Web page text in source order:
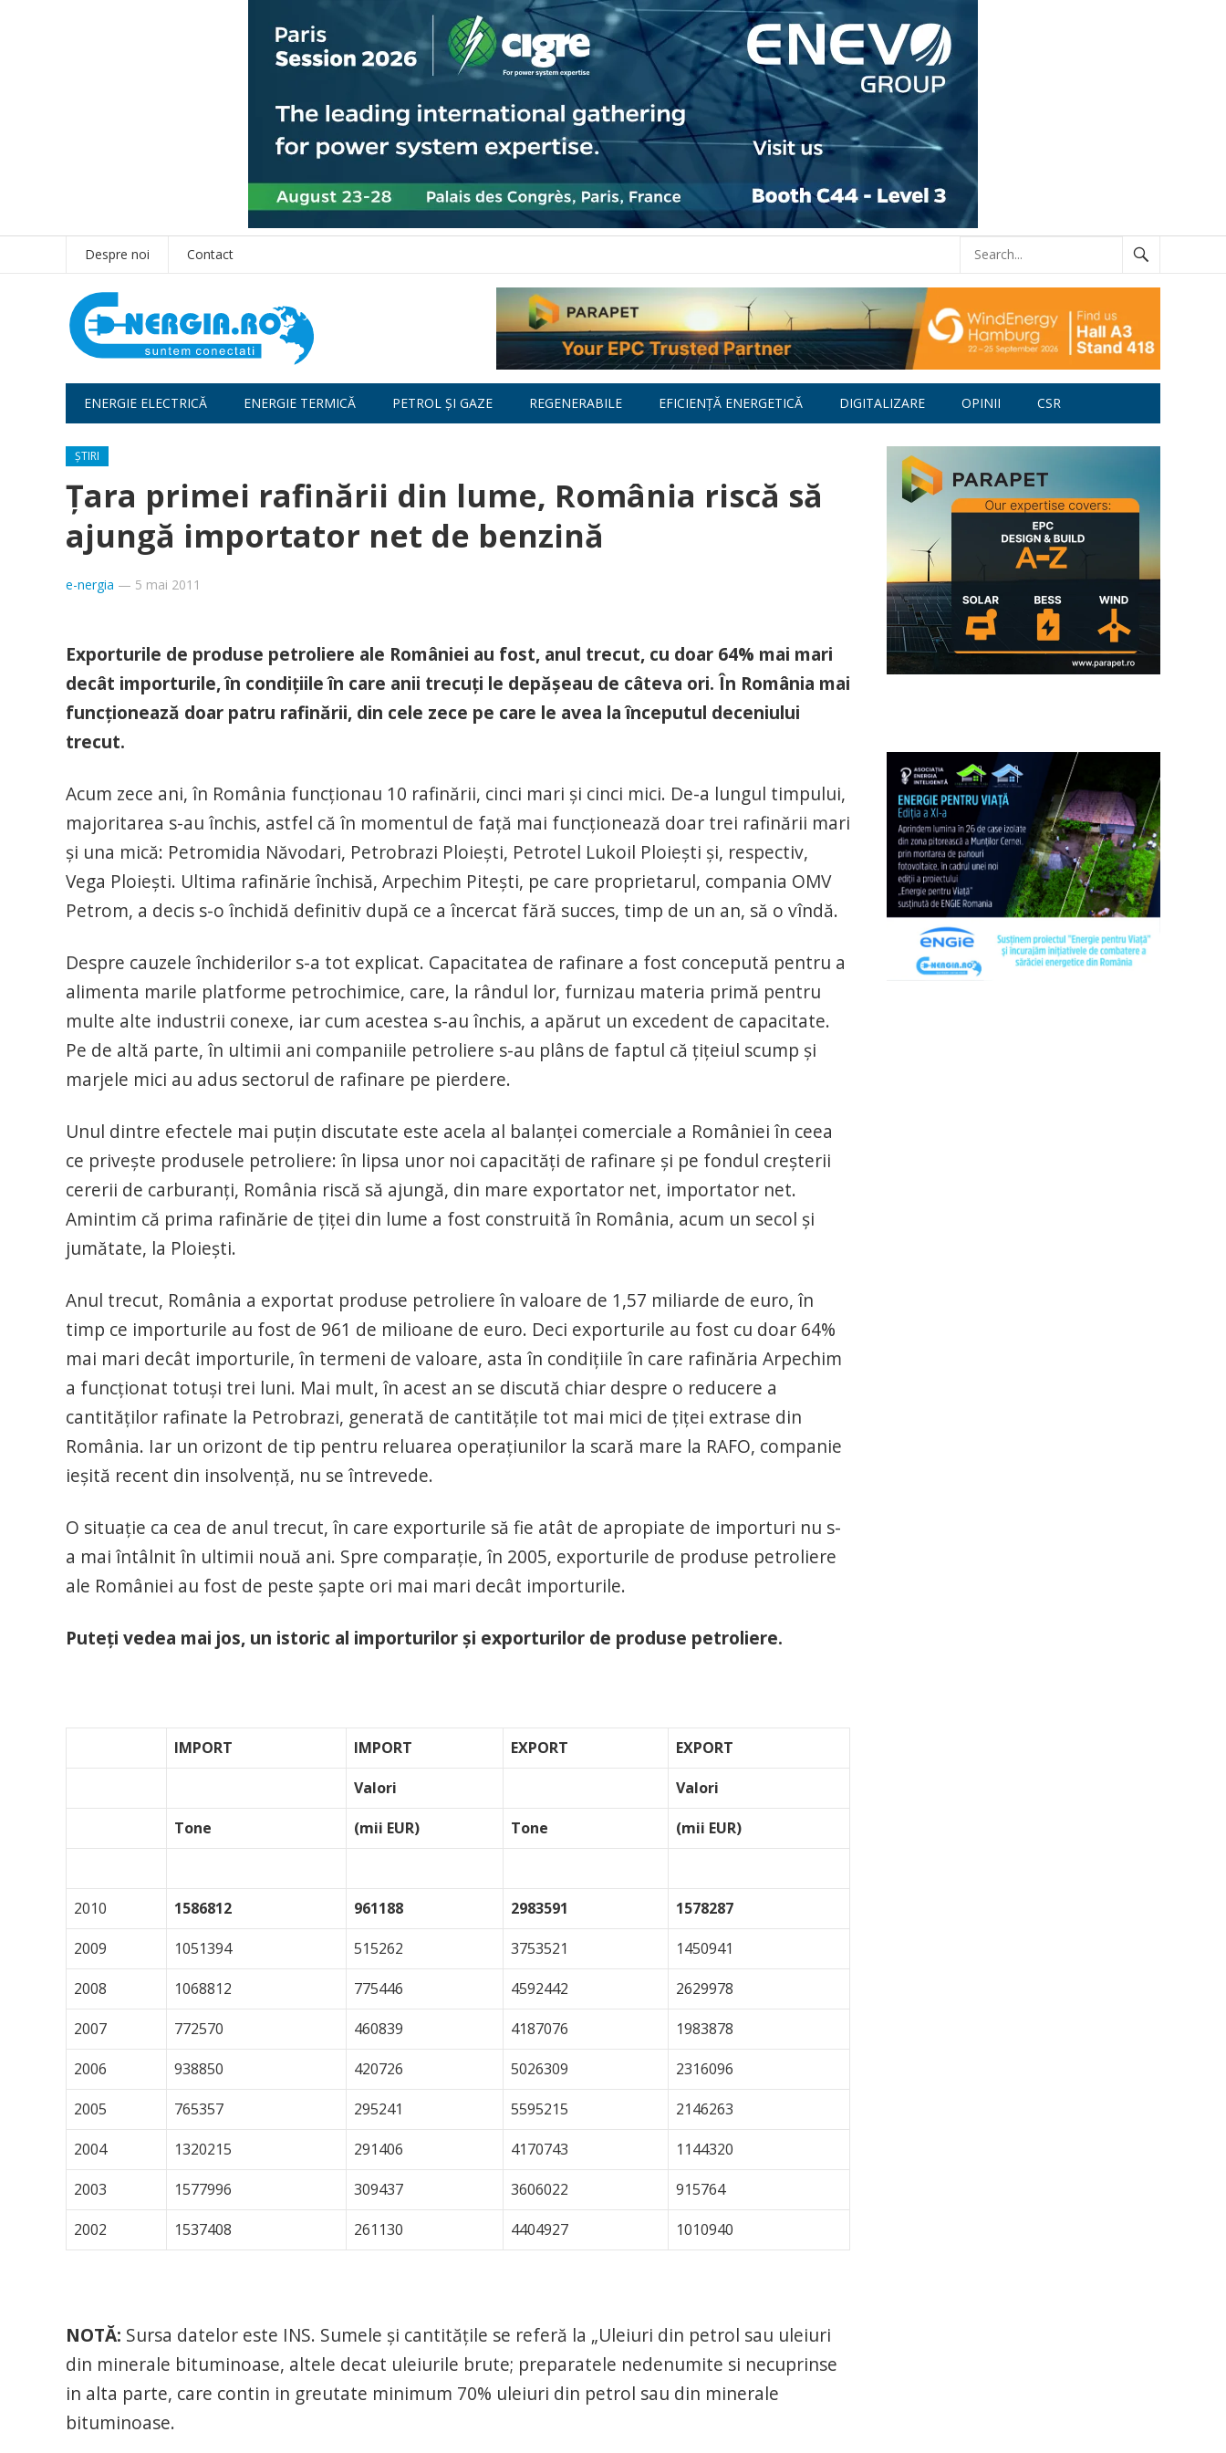
Despre noi Contact
ENERGIE ELECTRICĂ ENERGIE TERMICĂ PETROL ȘI GAZE REGENERABILE EFICIENȚĂ ENERGETICĂ DIGITALIZARE OPINII CSR
ȘTIRI
Țara primei rafinării din lume, România riscă să
ajungă importator net de benzină
e-nergia — 5 mai 2011
Exporturile de produse petroliere ale României au fost, anul trecut, cu doar 64% mai mari
decât importurile, în condiţiile în care anii trecuţi le depăşeau de câteva ori. În România mai
funcţionează doar patru rafinării, din cele zece pe care le avea la începutul deceniului
trecut.
Acum zece ani, în România funcţionau 10 rafinării, cinci mari şi cinci mici. De-a lungul timpului,
majoritarea s-au închis, astfel că în momentul de faţă mai funcţionează doar trei rafinării mari
şi una mică: Petromidia Năvodari, Petrobrazi Ploieşti, Petrotel Lukoil Ploieşti şi, respectiv,
Vega Ploieşti. Ultima rafinărie închisă, Arpechim Piteşti, pe care proprietarul, compania OMV
Petrom, a decis s-o închidă definitiv după ce a încercat fără succes, timp de un an, să o vîndă.
Despre cauzele închiderilor s-a tot explicat. Capacitatea de rafinare a fost concepută pentru a
alimenta marile platforme petrochimice, care, la rândul lor, furnizau materia primă pentru
multe alte industrii conexe, iar cum acestea s-au închis, a apărut un excedent de capacitate.
Pe de altă parte, în ultimii ani companiile petroliere s-au plâns de faptul că ţiţeiul scump şi
marjele mici au adus sectorul de rafinare pe pierdere.
Unul dintre efectele mai puţin discutate este acela al balanţei comerciale a României în ceea
ce priveşte produsele petroliere: în lipsa unor noi capacităţi de rafinare şi pe fondul creşterii
cererii de carburanţi, România riscă să ajungă, din mare exportator net, importator net.
Amintim că prima rafinărie de ţiţei din lume a fost construită în România, acum un secol şi
jumătate, la Ploieşti.
Anul trecut, România a exportat produse petroliere în valoare de 1,57 miliarde de euro, în
timp ce importurile au fost de 961 de milioane de euro. Deci exporturile au fost cu doar 64%
mai mari decât importurile, în termeni de valoare, asta în condiţiile în care rafinăria Arpechim
a funcţionat totuşi trei luni. Mai mult, în acest an se discută chiar despre o reducere a
cantităţilor rafinate la Petrobrazi, generată de cantităţile tot mai mici de ţiţei extrase din
România. Iar un orizont de tip pentru reluarea operaţiunilor la scară mare la RAFO, companie
ieşită recent din insolvenţă, nu se întrevede.
O situaţie ca cea de anul trecut, în care exporturile să fie atât de apropiate de importuri nu s-
a mai întâlnit în ultimii nouă ani. Spre comparaţie, în 2005, exporturile de produse petroliere
ale României au fost de peste şapte ori mai mari decât importurile.
Puteţi vedea mai jos, un istoric al importurilor şi exporturilor de produse petroliere.
IMPORT IMPORT EXPORT
EXPORT
Valori
Valori
Tone
(mii EUR) Tone (mii EUR)
2010 1586812 961188 2983591
1578287
2009
1051394 515262 3753521
1450941
2008
1068812 775446 4592442
2629978
2007
772570 460839 4187076
1983878
2006
938850 420726 5026309
2316096
2005
765357 295241 5595215
2146263
2004
1320215 291406 4170743
1144320
2003
1577996 309437 3606022
915764
2002
1537408 261130 4404927 1010940
NOTĂ: Sursa datelor este INS. Sumele şi cantităţile se referă la „Uleiuri din petrol sau uleiuri
din minerale bituminoase, altele decat uleiurile brute; preparatele nedenumite si necuprinse
in alta parte, care contin in greutate minimum 70% uleiuri din petrol sau din minerale
bituminoase.